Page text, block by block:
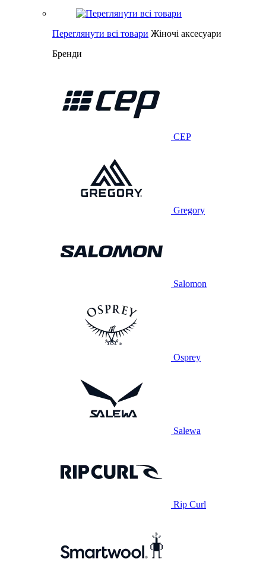
Переглянути всі товари Жіночі аксесуари
Бренди
CEP
Gregory
Salomon
Osprey
Salewa
Rip Curl